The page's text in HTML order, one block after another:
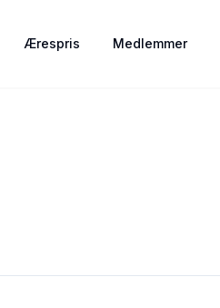
Ærespris Medlemmer